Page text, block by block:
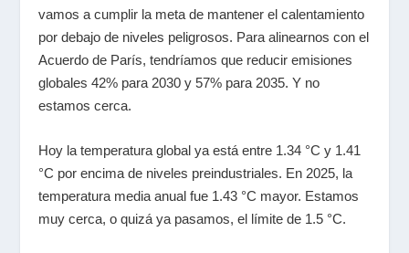
vamos a cumplir la meta de mantener el calentamiento
por debajo de niveles peligrosos. Para alinearnos con el
Acuerdo de París, tendríamos que reducir emisiones
globales 42% para 2030 y 57% para 2035. Y no
estamos cerca.
Hoy la temperatura global ya está entre 1.34 °C y 1.41
°C por encima de niveles preindustriales. En 2025, la
temperatura media anual fue 1.43 °C mayor. Estamos
muy cerca, o quizá ya pasamos, el límite de 1.5 °C.